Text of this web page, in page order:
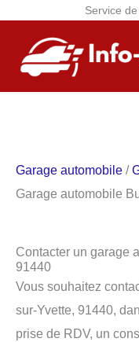
Service
contenu
Garage automobile /
Garage automobile
Contacter un garage
91440
Vous souhaitez
sur-Yvette, 91440,
prise de RDV, un